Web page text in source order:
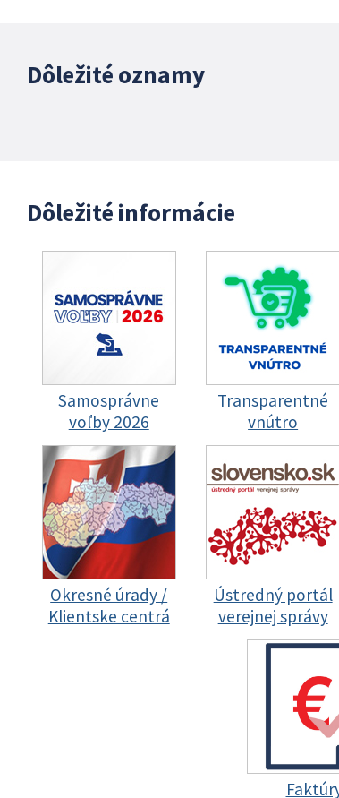
Dôležité oznamy
Dôležité informácie
Samosprávne
voľby 2026
Transparentné
vnútro
Okresné úrady /
Klientske centrá
Ústredný portál
verejnej správy